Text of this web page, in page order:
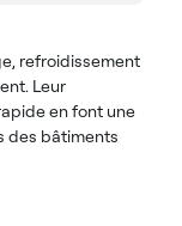
refroidissement
Leur
en font une
des bâtiments